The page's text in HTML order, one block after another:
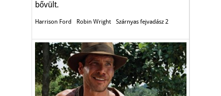
bővült.
Harrison Ford Robin Wright Szárnyas fejvadász 2